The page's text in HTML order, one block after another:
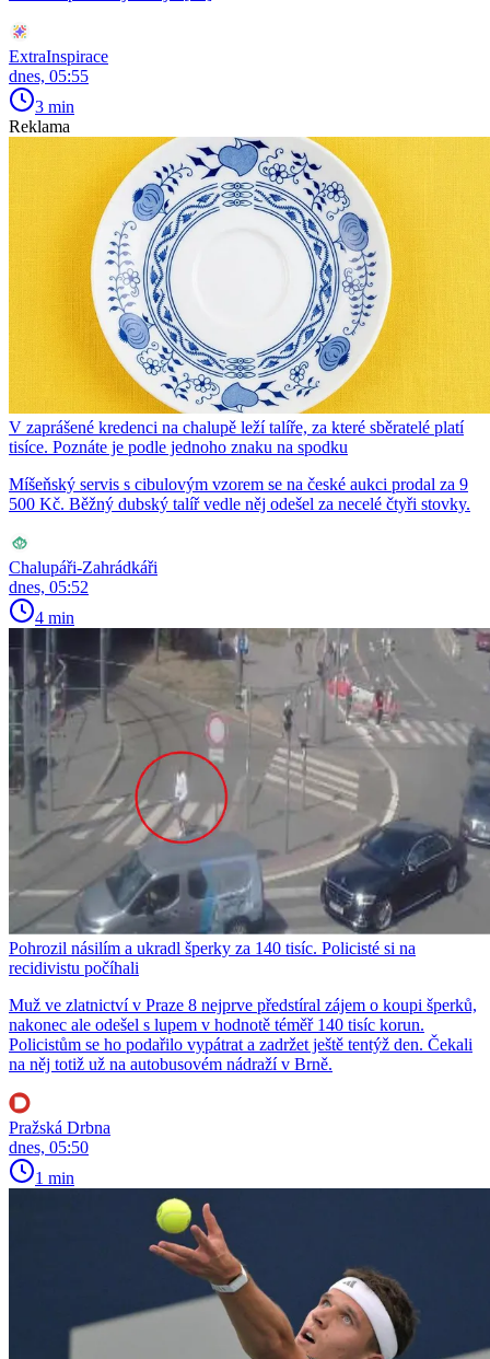
ExtraInspirace
dnes, 05:55
3 min
Reklama
V zaprášené kredenci na chalupě leží talíře, za které sběratelé platí
tisíce. Poznáte je podle jednoho znaku na spodku
Míšeňský servis s cibulovým vzorem se na české aukci prodal za 9
500 Kč. Běžný dubský talíř vedle něj odešel za necelé čtyři stovky.
Chalupáři-Zahrádkáři
dnes, 05:52
4 min
Pohrozil násilím a ukradl šperky za 140 tisíc. Policisté si na
recidivistu počíhali
Muž ve zlatnictví v Praze 8 nejprve předstíral zájem o koupi šperků,
nakonec ale odešel s lupem v hodnotě téměř 140 tisíc korun.
Policistům se ho podařilo vypátrat a zadržet ještě tentýž den. Čekali
na něj totiž už na autobusovém nádraží v Brně.
Pražská Drbna
dnes, 05:50
1 min